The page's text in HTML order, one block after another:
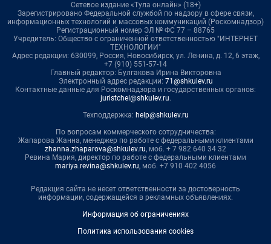
Сетевое издание «Тула онлайн» (18+)
Зарегистрировано Федеральной службой по надзору в сфере связи,
информационных технологий и массовых коммуникаций (Роскомнадзор)
Регистрационный номер ЭЛ № ФС 77 – 88765
Учредитель: Общество с ограниченной ответственностью "ИНТЕРНЕТ
ТЕХНОЛОГИИ"
Адрес редакции: 630099, Россия, Новосибирск, ул. Ленина, д. 12, 6 этаж,
+7 (910) 551-57-14
Главный редактор: Булгакова Ирина Викторовна
Электронный адрес редакции: 71@shkulev.ru
Контактные данные для Роскомнадзора и государственных органов:
juristchel@shkulev.ru.
Техподдержка: help@shkulev.ru
По вопросам коммерческого сотрудничества:
Жапарова Жанна, менеджер по работе с федеральными клиентами
zhanna.zhaparova@shkulev.ru, моб. + 7 982 640 34 32
Ревина Мария, директор по работе с федеральными клиентами
mariya.revina@shkulev.ru, моб. +7 910 402 4056
Редакция сайта не несет ответственности за достоверность
информации, содержащейся в рекламных объявлениях.
Информация об ограничениях
Политика использования cookies